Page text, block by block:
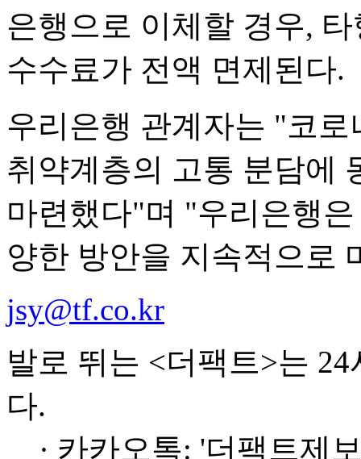
은행으로 이체할 경우,
수수료가 전액 면제된다.
우리은행 관계자는 "코
취약계층의 고통 분담에
마련했다"며 "우리은행
양한 방안을 지속적으로
jsy@tf.co.kr
발로 뛰는 <더팩트>는
다.
· 카카오톡: '더팩트제